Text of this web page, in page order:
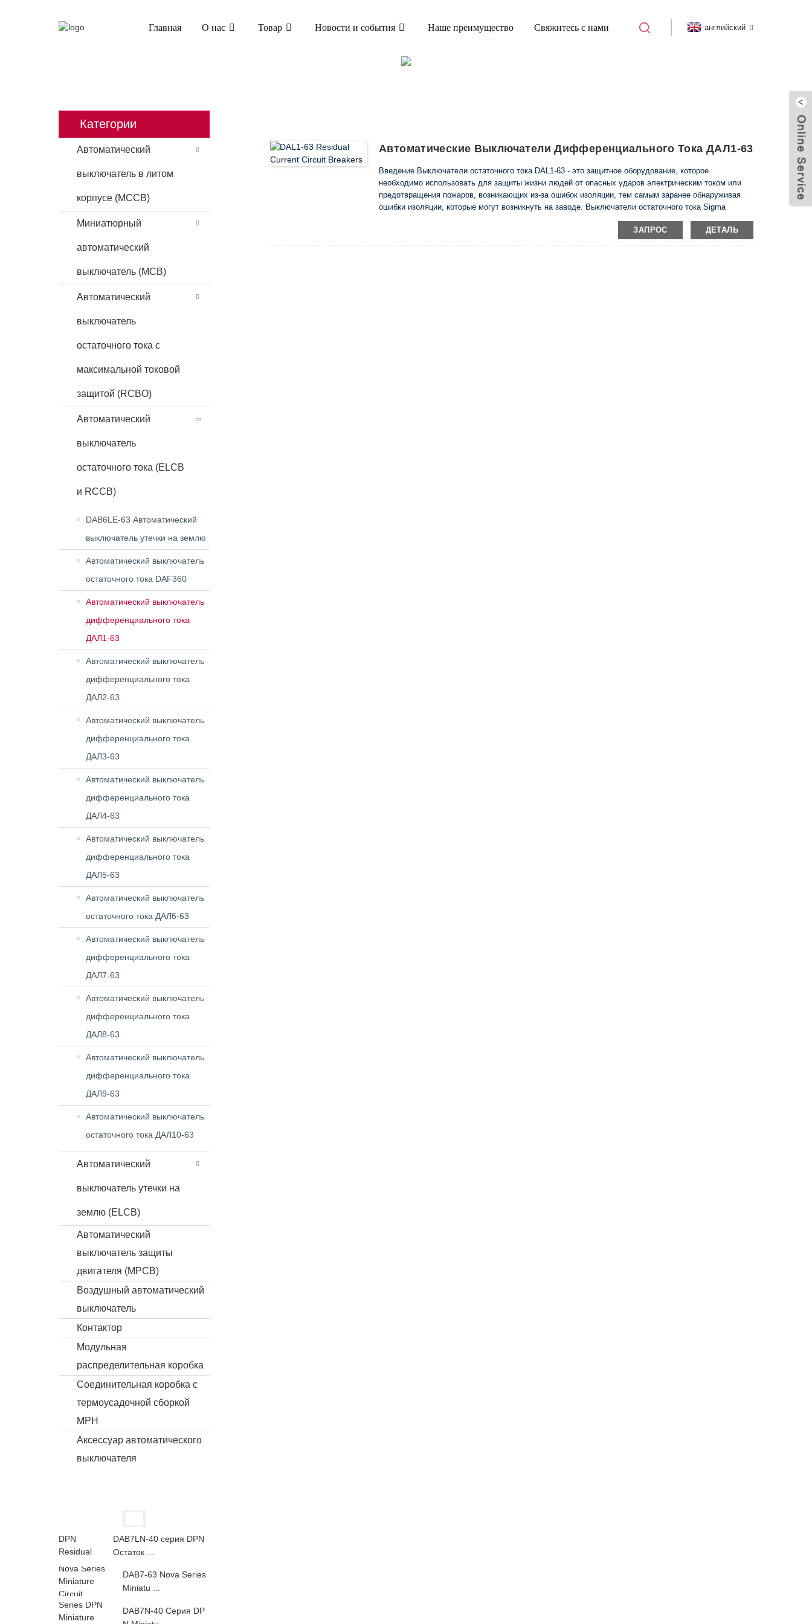
Главная О нас Товар Новости и события Наше преимущество Свяжитесь с нами английский
Категории
Автоматический
выключатель в литом
корпусе (MCCB)
Миниатюрный
автоматический
выключатель (MCB)
Автоматический
выключатель
остаточного тока с
максимальной токовой
защитой (RCBO)
Автоматический
выключатель
остаточного тока (ELCB
и RCCB)
DAB6LE-63 Автоматический
выключатель утечки на землю
Автоматический выключатель
остаточного тока DAF360
Автоматический выключатель
дифференциального тока
ДАЛ1-63
Автоматический выключатель
дифференциального тока
ДАЛ2-63
Автоматический выключатель
дифференциального тока
ДАЛ3-63
Автоматический выключатель
дифференциального тока
ДАЛ4-63
Автоматический выключатель
дифференциального тока
ДАЛ5-63
Автоматический выключатель
остаточного тока ДАЛ6-63
Автоматический выключатель
дифференциального тока
ДАЛ7-63
Автоматический выключатель
дифференциального тока
ДАЛ8-63
Автоматический выключатель
дифференциального тока
ДАЛ9-63
Автоматический выключатель
остаточного тока ДАЛ10-63
Автоматический
выключатель утечки на
землю (ELCB)
Автоматический
выключатель защиты
двигателя (MPCB)
Воздушный автоматический
выключатель
Контактор
Модульная
распределительная коробка
Соединительная коробка с
термоусадочной сборкой
MPH
Аксессуар автоматического
выключателя
DAB7LN-40 серия DPN
Остаток ...
DAB7-63 Nova Series
Miniatu ...
DAB7N-40 Серия DP
Автоматические Выключатели Дифференциального Тока ДАЛ1-63
Введение Выключатели остаточного тока DAL1-63 - это защитное оборудование, которое
необходимо использовать для защиты жизни людей от опасных ударов электрическим током или
предотвращения пожаров, возникающих из-за ошибок изоляции, тем самым заранее обнаруживая
ошибки изоляции, которые могут возникнуть на заводе. Выключатели остаточного тока Sigma
производятся с 2 и 4 полюсами в соответствии со стандартом IEC EN 61008-1 и в соответствии с
нормами CE согласно системе обеспечения качества ISO 9001: 2008. В чем разница ...
ЗАПРОС ДЕТАЛЬ